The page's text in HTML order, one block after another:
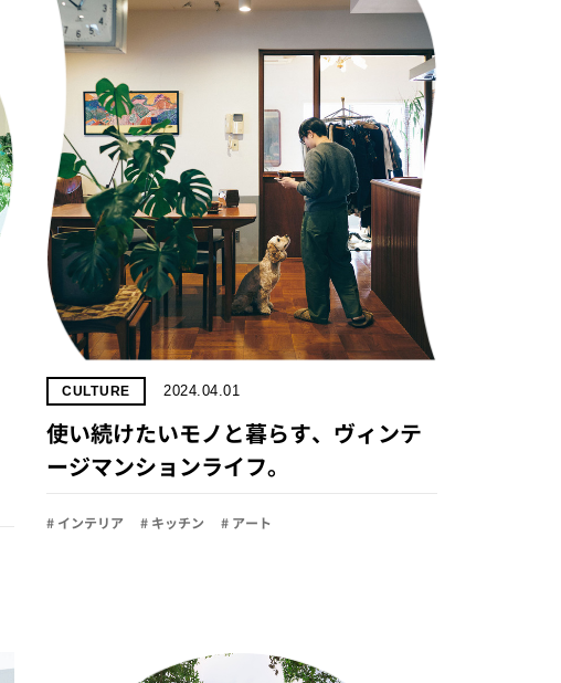
CULTURE 2024.04.01
使い続けたいモノと暮らす、ヴィンテ
ージマンションライフ。
# インテリア # キッチン # アート